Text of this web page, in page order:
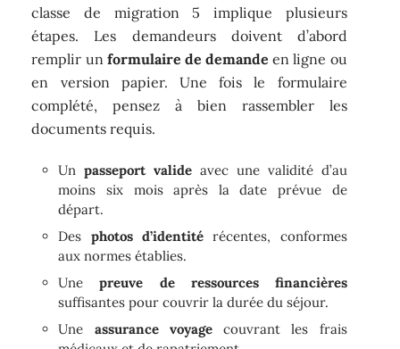
classe de migration 5 implique plusieurs
étapes. Les demandeurs doivent d’abord
remplir un formulaire de demande en ligne ou
en version papier. Une fois le formulaire
complété, pensez à bien rassembler les
documents requis.
Unpasseport valide avec une validité d’au
moins six mois après la date prévue de
départ.
Des photos d’identité récentes, conformes
aux normes établies.
Unepreuve de ressources financières
suffisantes pour couvrir la durée du séjour.
Une assurance voyagecouvrant les frais